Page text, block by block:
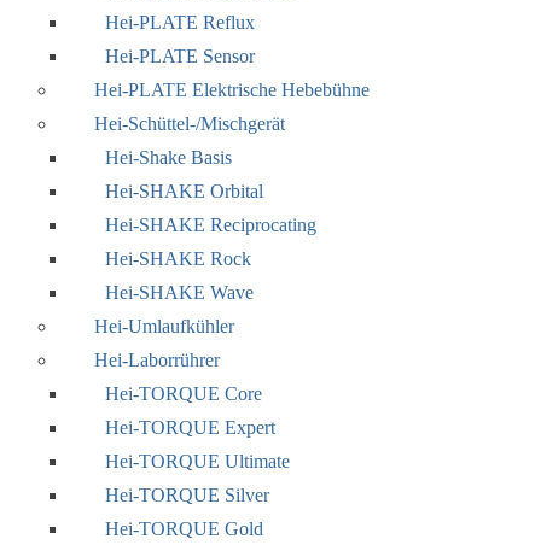
Hei-PLATE Reflux
Hei-PLATE Sensor
Hei-PLATE Elektrische Hebebühne
Hei-Schüttel-/Mischgerät
Hei-Shake Basis
Hei-SHAKE Orbital
Hei-SHAKE Reciprocating
Hei-SHAKE Rock
Hei-SHAKE Wave
Hei-Umlaufkühler
Hei-Laborrührer
Hei-TORQUE Core
Hei-TORQUE Expert
Hei-TORQUE Ultimate
Hei-TORQUE Silver
Hei-TORQUE Gold